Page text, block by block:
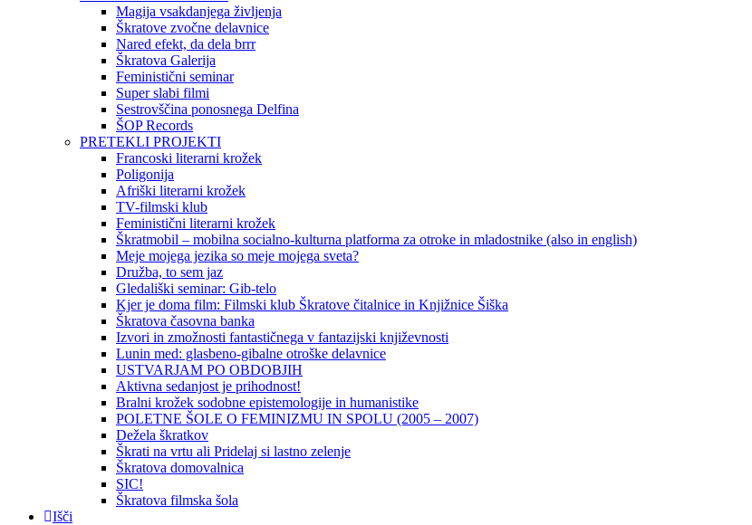
Magija vsakdanjega življenja
Škratove zvočne delavnice
Nared efekt, da dela brrr
Škratova Galerija
Feministični seminar
Super slabi filmi
Sestrovščina ponosnega Delfina
ŠOP Records
PRETEKLI PROJEKTI
Francoski literarni krožek
Poligonija
Afriški literarni krožek
TV-filmski klub
Feministični literarni krožek
Škratmobil – mobilna socialno-kulturna platforma za otroke in mladostnike (also in english)
Meje mojega jezika so meje mojega sveta?
Družba, to sem jaz
Gledališki seminar: Gib-telo
Kjer je doma film: Filmski klub Škratove čitalnice in Knjižnice Šiška
Škratova časovna banka
Izvori in zmožnosti fantastičnega v fantazijski književnosti
Lunin med: glasbeno-gibalne otroške delavnice
USTVARJAM PO OBDOBJIH
Aktivna sedanjost je prihodnost!
Bralni krožek sodobne epistemologije in humanistike
POLETNE ŠOLE O FEMINIZMU IN SPOLU (2005 – 2007)
Dežela škratkov
Škrati na vrtu ali Pridelaj si lastno zelenje
Škratova domovalnica
SIC!
Škratova filmska šola
Išči